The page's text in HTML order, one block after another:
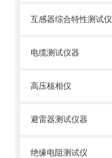
互感器综合特性测试仪
电缆测试仪器
高压核相仪
避雷器测试仪器
绝缘电阻测试仪